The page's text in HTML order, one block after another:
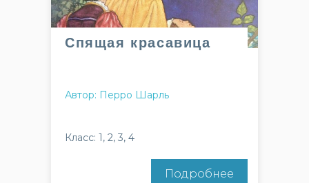
Спящая красавица
Автор: Перро Шарль
Класс: 1, 2, 3, 4
Подробнее